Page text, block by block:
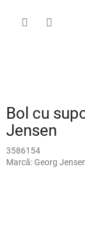
conținut
Bol cu
Jensen
3586154
Marcă: Georg